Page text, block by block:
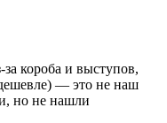
короба и выступов,
— это не наш
но не нашли